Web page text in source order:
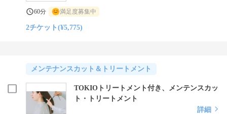
60分 満足度募集中
2チケット(¥5,775)
メンテナンスカット＆トリートメント
TOKIOトリートメント付き、メンテンスカッ
ト・トリートメント
詳細